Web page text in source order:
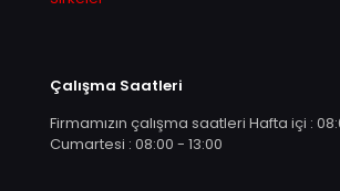
Çalışma Saatleri
Firmamızın çalışma saatleri Hafta içi :
Cumartesi : 08:00 - 13:00